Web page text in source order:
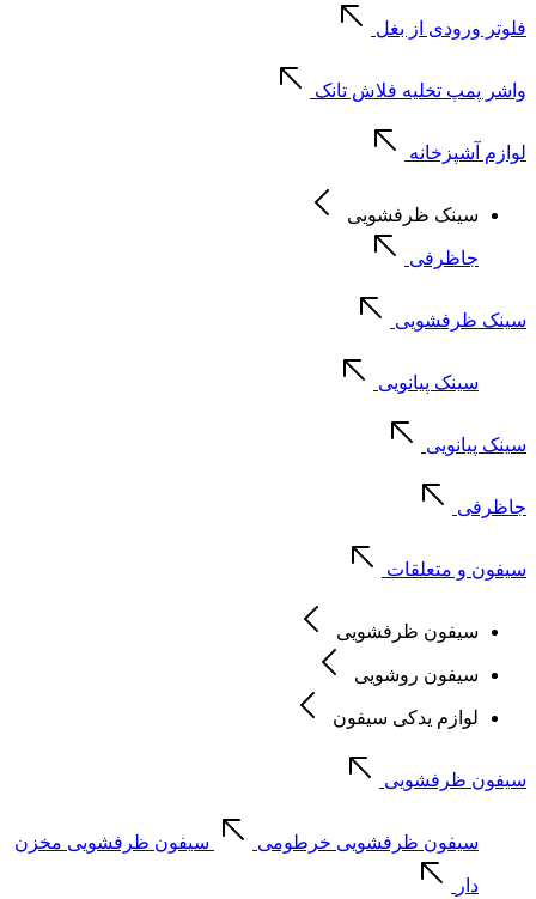
فلوتر ورودی از بغل
واشر پمپ تخلیه فلاش تانک
لوازم آشپزخانه
سینک ظرفشویی
جاظرفی
سینک ظرفشویی
سینک پیانویی
سینک پیانویی
جاظرفی
سیفون و متعلقات
سیفون ظرفشویی
سیفون روشویی
لوازم یدکی سیفون
سیفون ظرفشویی
سیفون ظرفشویی خرطومی سیفون ظرفشویی مخزن
دار